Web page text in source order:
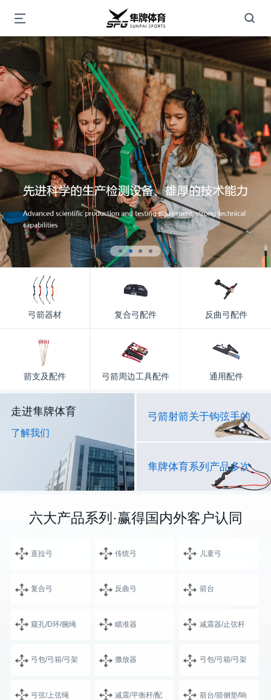
弓箭器材 复合弓配件 反曲弓配件
箭支及配件 弓箭周边工具配件 通用配件
走进隼牌体育
了解我们
弓箭射箭关于钩弦手的
隼牌体育系列产品多次
六大产品系列·赢得国内外客户认同
直拉弓 传统弓 儿童弓
复合弓 反曲弓 箭台
窥孔/D环/腕绳 瞄准器 减震器/止弦杆
弓包/弓箱/弓架 撒放器 弓包/弓箱/弓架
弓弦/上弦绳 减震/平衡杆/配 箭台/箭侧垫/响